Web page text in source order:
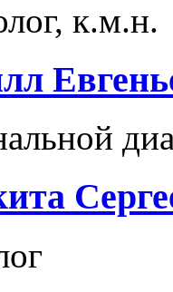
к.м.н.